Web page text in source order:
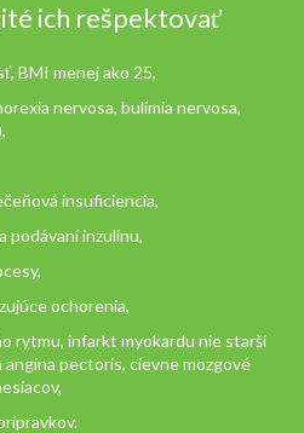
ich rešpektovať
BMI menej ako 25,
nervosa, bulímia nervosa,
insuficiencia,
podávaní inzulínu,
ochorenia,
rytmu, infarkt myokardu nie starší
angína pectoris, cievne mozgové